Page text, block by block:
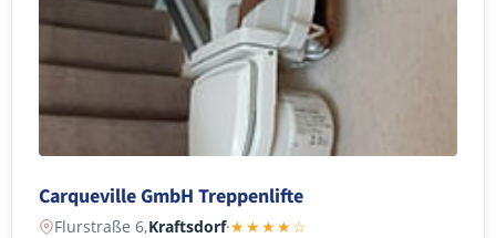
Carqueville GmbH Treppenlifte
Flurstraße 6,Kraftsdorf·★★★★☆